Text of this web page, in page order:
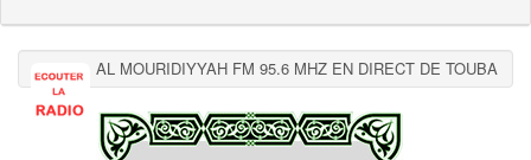
AL MOURIDIYYAH FM 95.6 MHZ EN DIRECT DE TOUBA